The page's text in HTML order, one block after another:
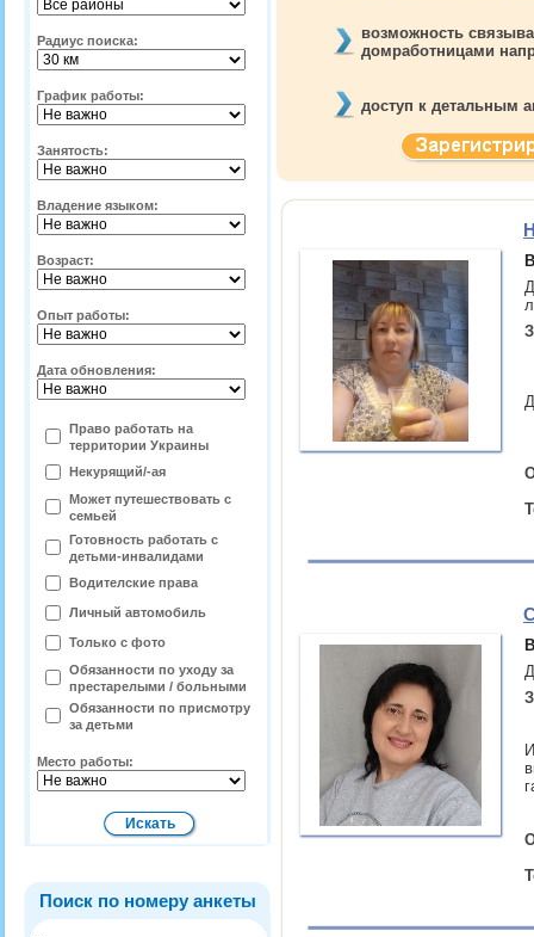
Радиус поиска:
График работы:
Занятость:
Владение языком:
Возраст:
Опыт работы:
Дата обновления:
Право работать на
территории Украины
Некурящий/-ая
Может путешествовать с
семьей
Готовность работать с
детьми-инвалидами
Водителские права
Личный автомобиль
Только с фото
Обязанности по уходу за
престарелыми / больными
Обязанности по присмотру
за детьми
Место работы:
Поиск по номеру анкеты
возможность
домработницами
доступ к детальным